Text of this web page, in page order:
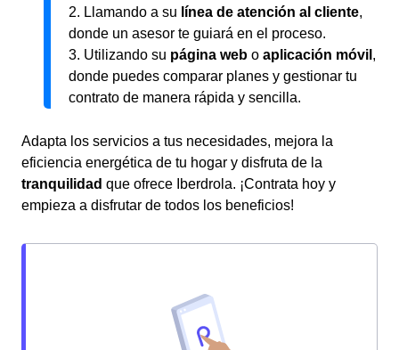
2. Llamando a su línea de atención al cliente,
donde un asesor te guiará en el proceso.
3. Utilizando su página web o aplicación móvil ,
donde puedes comparar planes y gestionar tu
contrato de manera rápida y sencilla.
Adapta los servicios a tus necesidades, mejora la
eficiencia energética de tu hogar y disfruta de la
tranquilidad que ofrece Iberdrola. ¡Contrata hoy y
empieza a disfrutar de todos los beneficios!